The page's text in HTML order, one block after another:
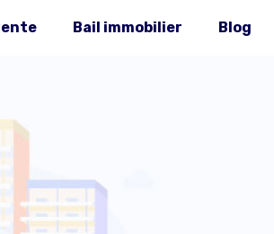
Bail immobilier Blog